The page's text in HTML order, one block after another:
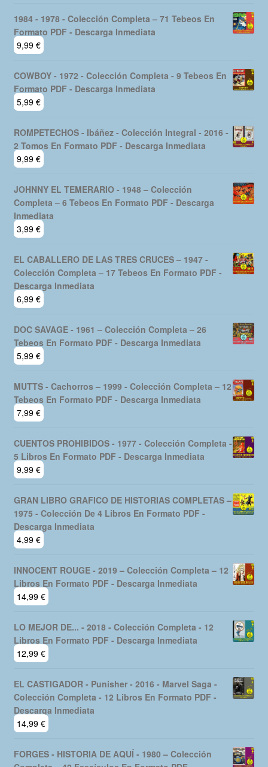
1984 - 1978 - Colección Completa – 71 Tebeos En
Formato PDF - Descarga Inmediata
9,99 €
COWBOY - 1972 - Colección Completa - 9 Tebeos En
Formato PDF - Descarga Inmediata
5,99 €
ROMPETECHOS - Ibáñez - Colección Integral - 2016 -
2 Tomos En Formato PDF - Descarga Inmediata
9,99 €
JOHNNY EL TEMERARIO - 1948 – Colección
Completa – 6 Tebeos En Formato PDF - Descarga
Inmediata
3,99 €
EL CABALLERO DE LAS TRES CRUCES – 1947 -
Colección Completa – 17 Tebeos En Formato PDF -
Descarga Inmediata
6,99 €
DOC SAVAGE - 1961 – Colección Completa – 26
Tebeos En Formato PDF - Descarga Inmediata
5,99 €
MUTTS - Cachorros – 1999 - Colección Completa – 12
Tebeos En Formato PDF - Descarga Inmediata
7,99 €
CUENTOS PROHIBIDOS - 1977 - Colección Completa -
5 Libros En Formato PDF - Descarga Inmediata
9,99 €
GRAN LIBRO GRAFICO DE HISTORIAS COMPLETAS –
1975 - Colección De 4 Libros En Formato PDF -
Descarga Inmediata
4,99 €
INNOCENT ROUGE - 2019 – Colección Completa – 12
Libros En Formato PDF - Descarga Inmediata
14,99 €
LO MEJOR DE... - 2018 - Colección Completa - 12
Libros En Formato PDF - Descarga Inmediata
12,99 €
EL CASTIGADOR - Punisher - 2016 - Marvel Saga -
Colección Completa - 12 Libros En Formato PDF -
Descarga Inmediata
14,99 €
FORGES - HISTORIA DE AQUÍ - 1980 – Colección